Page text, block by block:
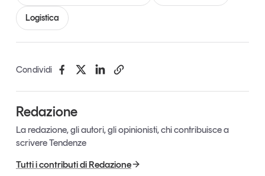
Logistica
Condividi
Redazione
La redazione, gli autori, gli opinionisti, chi contribuisce a
scrivere Tendenze
Tutti i contributi di Redazione